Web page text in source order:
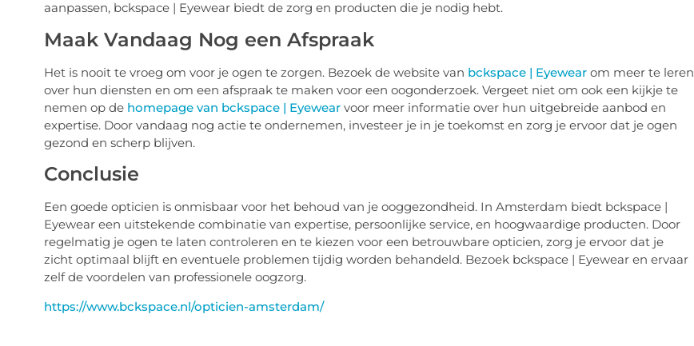
aanpassen, bckspace | Eyewear biedt de zorg en producten die je nodig hebt.
Maak Vandaag Nog een Afspraak
Het is nooit te vroeg om voor je ogen te zorgen. Bezoek de website van bckspace | Eyewearom meer te leren
over hun diensten en om een afspraak te maken voor een oogonderzoek. Vergeet niet om ook een kijkje te
nemen op de homepage van bckspace | Eyewearvoor meer informatie over hun uitgebreide aanbod en
expertise. Door vandaag nog actie te ondernemen, investeer je in je toekomst en zorg je ervoor dat je ogen
gezond en scherp blijven.
Conclusie
Een goede opticien is onmisbaar voor het behoud van je ooggezondheid. In Amsterdam biedt bckspace |
Eyewear een uitstekende combinatie van expertise, persoonlijke service, en hoogwaardige producten. Door
regelmatig je ogen te laten controleren en te kiezen voor een betrouwbare opticien, zorg je ervoor dat je
zicht optimaal blijft en eventuele problemen tijdig worden behandeld. Bezoek bckspace | Eyewear en ervaar
zelf de voordelen van professionele oogzorg.
https://www.bckspace.nl/opticien-amsterdam/